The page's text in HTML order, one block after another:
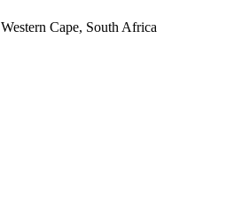
Western Cape, South Africa